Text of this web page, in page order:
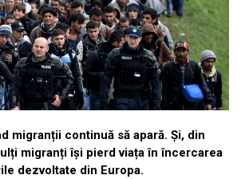
migranții continuă să apară. Și, din
migranți își pierd viața în încercarea
dezvoltate din Europa.